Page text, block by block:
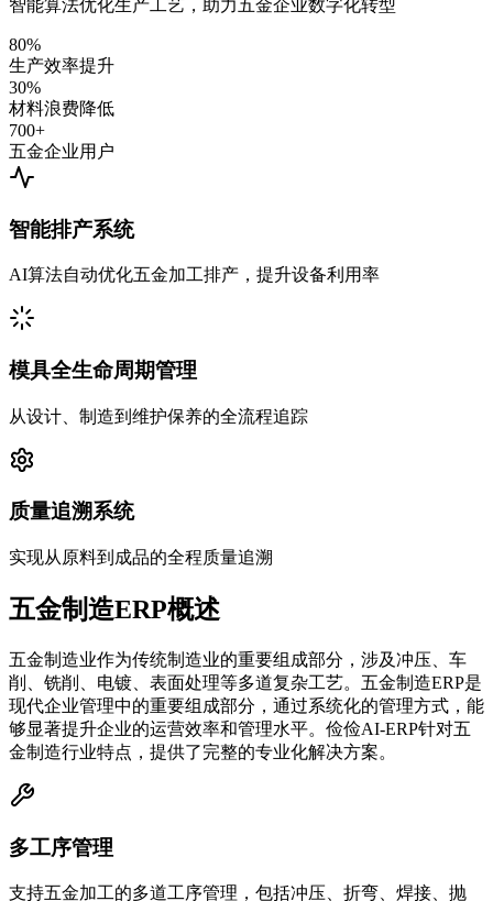
智能算法优化生产工艺，助力五金企业数字化转型
80%
生产效率提升
30%
材料浪费降低
700+
五金企业用户
智能排产系统
AI算法自动优化五金加工排产，提升设备利用率
模具全生命周期管理
从设计、制造到维护保养的全流程追踪
质量追溯系统
实现从原料到成品的全程质量追溯
五金制造ERP概述
五金制造业作为传统制造业的重要组成部分，涉及冲压、车
削、铣削、电镀、表面处理等多道复杂工艺。五金制造ERP是
现代企业管理中的重要组成部分，通过系统化的管理方式，能
够显著提升企业的运营效率和管理水平。俭俭AI-ERP针对五
金制造行业特点，提供了完整的专业化解决方案。
多工序管理
支持五金加工的多道工序管理，包括冲压、折弯、焊接、抛